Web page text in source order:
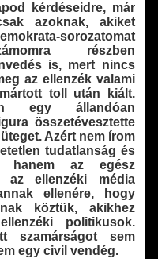
kérdéseidre, már
azoknak, akiket
sorozatomat
részben
is, mert nincs
az ellenzék valami
toll után kiált.
egy állandóan
összetévesztette
Azért nem írom
tudatlanság és
hanem az egész
az ellenzéki média
ellenére, hogy
köztük, akikhez
politikusok.
szamárságot sem
egy civil vendég.